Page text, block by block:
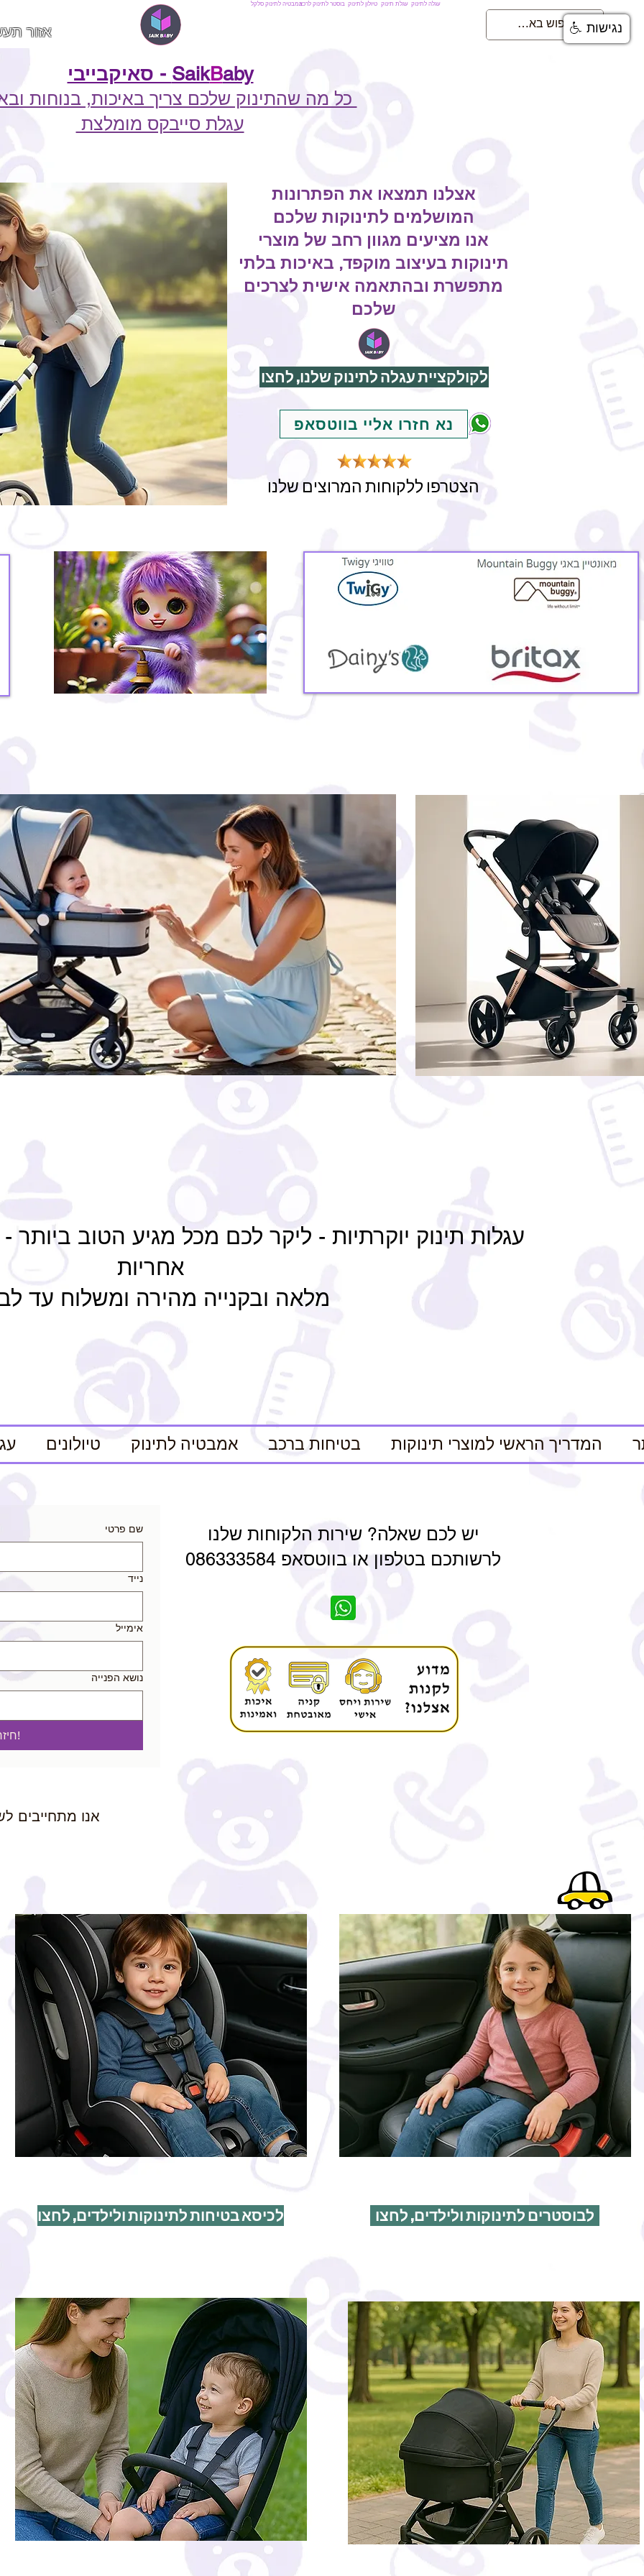
עגלה לתינוק עגלת תינוק טיולון לתינוק בוסטר לתינוק לרכבאמבטיה לתינוק סלקל
אזור
SaikBaby - סאיקבייבי
כל מה שהתינוק שלכם צריך באיכות, בנוחות
עגלת סייבקס מומלצת
אצלנו תמצאו את הפתרונות
המושלמים לתינוקות שלכם
אנו מציעים מגוון רחב של מוצרי
תינוקות בעיצוב מוקפד, באיכות בלתי
מתפשרת ובהתאמה אישית לצרכים
שלכם
לקולקציית עגלה לתינוק שלנו, לחצו
נא חזרו אליי בווטסאפ
הצטרפו ללקוחות המרוצים שלנו
עגלות תינוק יוקרתיות - ליקר לכם מכל מגיע הטוב
אחריות
מלאה ובקנייה מהירה ומשלוח עד
המדריך הראשי למוצרי תינוקות בטיחות ברכב אמבטיה לתינוק טיולונים
יש לכם שאלה? שירות הלקוחות שלנו
לרשותכם בטלפון או בווטסאפ 086333584
שם פרטי
נייד
אימייל
נושא הפנייה
אנו מתחייבים
לבוסטרים לתינוקות ולילדים, לחצו לכיסא בטיחות לתינוקות ולילדים, לחצו
נגישות